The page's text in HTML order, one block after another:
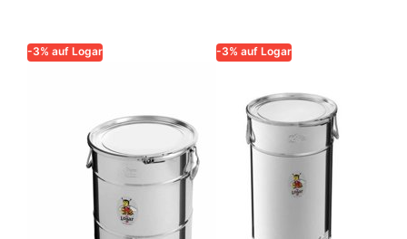
-3% auf Logar
Abfüllbehälter
35 kg mit
Spannringverschluss,
Edelstahl
-3% auf Logar
ZUVERLÄSSIGKEIT FÜR
IMKER
Logar
Lagerbehälter
konisch 50 kg
mit Spannring
und Dichtung